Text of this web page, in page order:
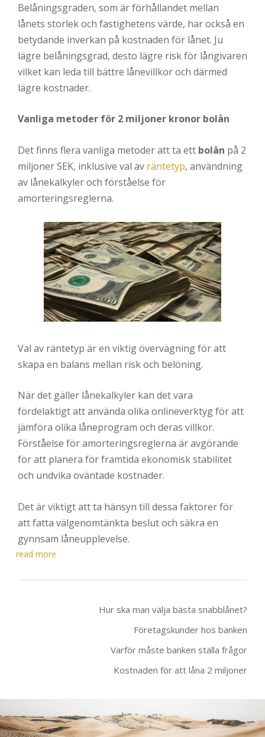
Belåningsgraden, som är förhållandet mellan
lånets storlek och fastighetens värde, har också en
betydande inverkan på kostnaden för lånet. Ju
lägre belåningsgrad, desto lägre risk för långivaren
vilket kan leda till bättre lånevillkor och därmed
lägre kostnader.
Vanliga metoder för 2 miljoner kronor bolån
Det finns flera vanliga metoder att ta ett bolån på 2
miljoner SEK, inklusive val av räntetyp, användning
av lånekalkyler och förståelse för
amorteringsreglerna.
Val av räntetyp är en viktig övervägning för att
skapa en balans mellan risk och belöning.
När det gäller lånekalkyler kan det vara
fördelaktigt att använda olika onlineverktyg för att
jämföra olika låneprogram och deras villkor.
Förståelse för amorteringsreglerna är avgörande
för att planera för framtida ekonomisk stabilitet
och undvika oväntade kostnader.
Det är viktigt att ta hänsyn till dessa faktorer för
att fatta välgenomtänkta beslut och säkra en
gynnsam låneupplevelse.
read more
Hur ska man välja bästa snabblånet?
Företagskunder hos banken
Varför måste banken ställa frågor
Kostnaden för att låna 2 miljoner